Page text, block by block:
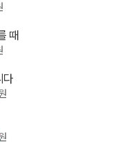
때
다